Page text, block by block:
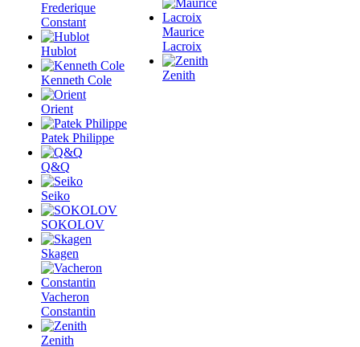
Frederique
Constant
Hublot
Kenneth Cole
Orient
Patek Philippe
Q&Q
Seiko
SOKOLOV
Skagen
Vacheron
Constantin
Zenith
Maurice
Lacroix
Zenith